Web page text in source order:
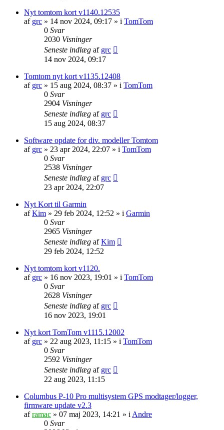
Nyt tomtom kort v1140.12535
af grc » 14 nov 2024, 09:17 » i TomTom
0 Svar
2030 Visninger
Seneste indlæg af grc
14 nov 2024, 09:17
Tomtom nyt kort v1135.12408
af grc » 15 aug 2024, 08:37 » i TomTom
0 Svar
2904 Visninger
Seneste indlæg af grc
15 aug 2024, 08:37
Software opdate for div. modeller Tomtom
af grc » 23 apr 2024, 22:07 » i TomTom
0 Svar
2538 Visninger
Seneste indlæg af grc
23 apr 2024, 22:07
Nyt Kort til Garmin
afKim » 29 feb 2024, 12:52 » i Garmin
0 Svar
2965 Visninger
Seneste indlæg afKim
29 feb 2024, 12:52
Nyt tomtom kort v1120.
af grc » 16 nov 2023, 19:01 » i TomTom
0 Svar
2628 Visninger
Seneste indlæg af grc
16 nov 2023, 19:01
Nyt kort TomTom v1115.12002
af grc » 22 aug 2023, 11:15 » i TomTom
0 Svar
2592 Visninger
Seneste indlæg af grc
22 aug 2023, 11:15
Columbus P-10 Pro multisystem GPS modtager/logger,
firmware update v2.3
aframac » 07 maj 2023, 14:21 » i Andre
0 Svar